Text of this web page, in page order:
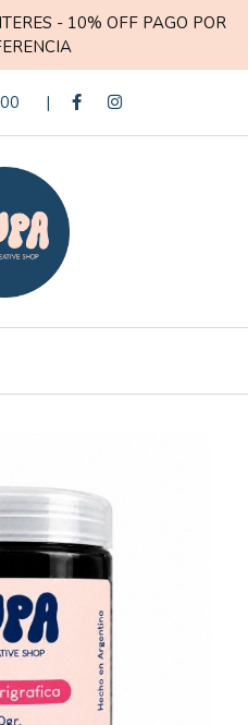
- 10% OFF PAGO POR